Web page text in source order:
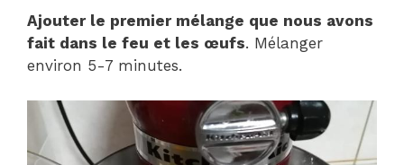
Ajouter le premier mélange que nous avons
fait dans le feu et les œufs. Mélanger
environ 5-7 minutes.